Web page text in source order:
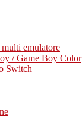
emulatore
/ Game Boy Color
Switch